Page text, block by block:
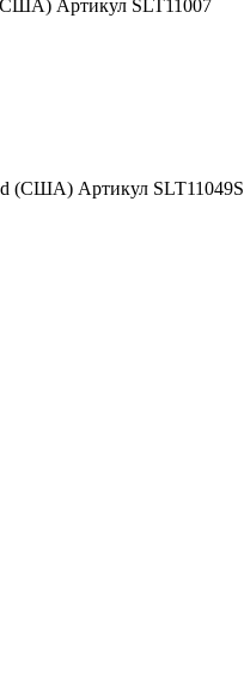
Артикул SLT11007
(США) Артикул SLT11049S